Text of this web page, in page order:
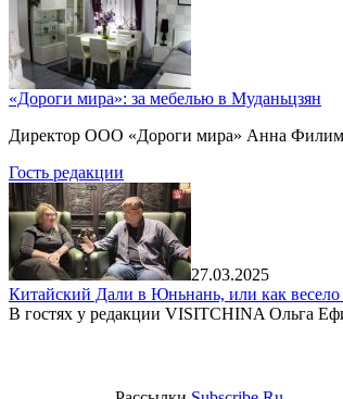
«Дороги мира»: за мебелью в Муданьцзян
Директор ООО «Дороги мира» Анна
Гость редакции
27.03.2025
Китайский Дали в Юньнань, или как
В гостях у редакции VISITCHINA Ольга